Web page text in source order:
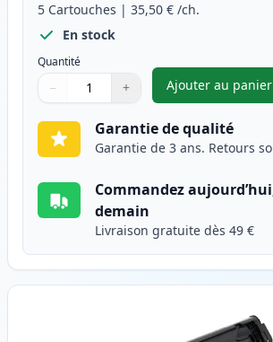
5 Cartouches | 35,50 € /ch.
En stock
Quantité
Quantité
Utilisez les boutons pour ajuster
− +
Quantité
Ajouter au panier
,Pack
Garantie de qualité
Garantie de 3 ans. Retours
Commandez
demain
Livraison gratuite dès 49 €